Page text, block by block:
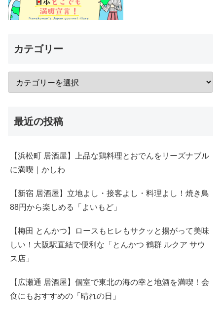
カテゴリー
最近の投稿
【浜松町 居酒屋】上品な鶏料理とおでんをリーズナブル
に満喫｜かしわ
【新宿 居酒屋】立地よし・接客よし・料理よし！焼き鳥
88円から楽しめる「よいもど」
【梅田 とんかつ】ロースもヒレもサクッと揚がって美味
しい！大阪駅直結で便利な「とんかつ 鶴群 ルクア サウ
ス店」
【広瀬通 居酒屋】個室で東北の海の幸と地酒を満喫！会
食にもおすすめの「晴れの日」